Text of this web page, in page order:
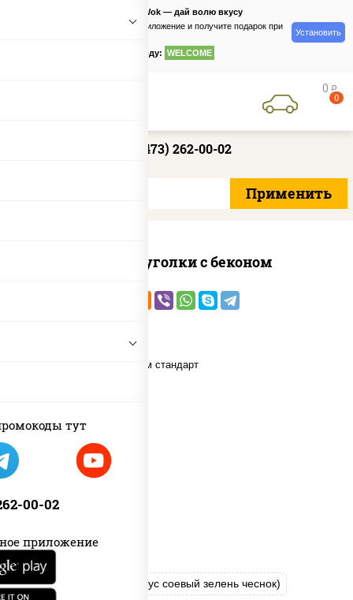
тут
00-02
приложение
PizzaSushiWok — дай волю вкусу
Скачайте приложение и получите подарок при
по промокоду: WELCOME
Установить
0 руб
0
+7 (473) 262-00-02
Сырные уголки с беконом
соус "Шеф" (майонез соус соевый зелень чеснок)